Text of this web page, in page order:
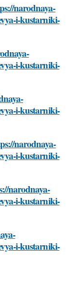
narodnaya-
i-kustarniki-
i-kustarniki-
i-kustarniki-
narodnaya-
i-kustarniki-
narodnaya-
i-kustarniki-
i-kustarniki-